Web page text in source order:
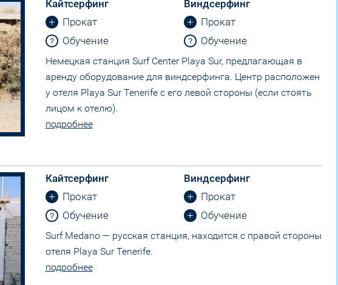
Кайтсерфинг
Прокат
Обучение
Виндсерфинг
Прокат
Обучение
Немецкая станция Surf Center Playa Sur, предлагающая в
аренду оборудование для виндсерфинга. Центр расположен
у отеля Playa Sur Tenerife с его левой стороны (если стоять
лицом к отелю).
подробнее
Кайтсерфинг
Прокат
Обучение
Виндсерфинг
Прокат
Обучение
Surf Medano — русская станция, находится с правой стороны
отеля Playa Sur Tenerife.
подробнее